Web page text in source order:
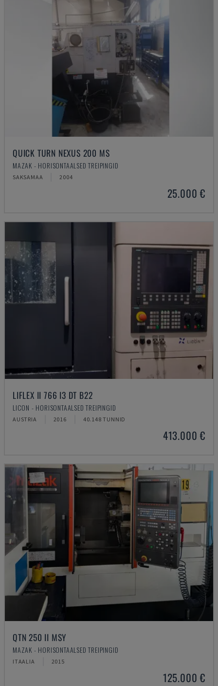
QUICK TURN NEXUS 200 MS
MAZAK - HORISONTAALSED TREIPINGID
SAKSAMAA 2004
25.000 €
LIFLEX II 766 I3 DT B22
LICON - HORISONTAALSED TREIPINGID
AUSTRIA 2016 40.148 TUNNID
413.000 €
QTN 250 II MSY
MAZAK - HORISONTAALSED TREIPINGID
ITAALIA 2015
125.000 €